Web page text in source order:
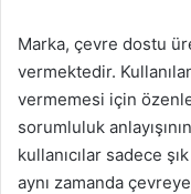
Marka, çevre dostu
vermektedir.
vermemesi için
sorumluluk
kullanıcılar sadece
aynı zamanda